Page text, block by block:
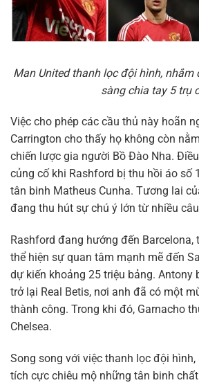
Man United thanh lọc đội hình, nhắm
sàng chia tay 5 trụ
Việc cho phép các cầu thủ này hoãn
Carrington cho thấy họ không còn
chiến lược gia người Bồ Đào Nha.
củng cố khi Rashford bị thu hồi áo số
tân binh Matheus Cunha. Tương lai
đang thu hút sự chú ý lớn từ nhiều
Rashford đang hướng đến Barcelona,
thể hiện sự quan tâm mạnh mẽ đến
dự kiến khoảng 25 triệu bảng. Antony
trở lại Real Betis, nơi anh đã có một
thành công. Trong khi đó, Garnacho
Chelsea.
Song song với việc thanh lọc đội
tích cực chiêu mộ những tân binh